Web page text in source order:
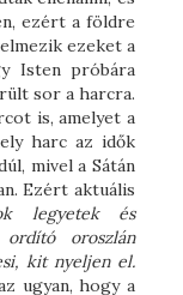
ezért a földre
ezeket a
Isten próbára
sor a harcra.
is, amelyet a
harc az idők
mivel a Sátán
Ezért aktuális
legyetek és
ordító oroszlán
kit nyeljen el.
ugyan, hogy a